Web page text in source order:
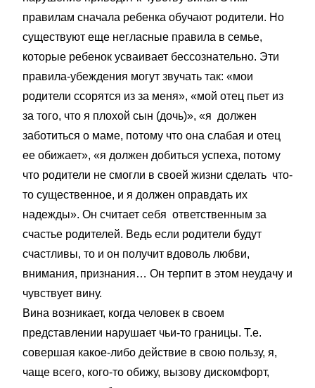
правилам сначала ребенка обучают родители. Но
существуют еще негласные правила в семье,
которые ребенок усваивает бессознательно. Эти
правила-убеждения могут звучать так: «мои
родители ссорятся из за меня», «мой отец пьет из
за того, что я плохой сын (дочь)», «я должен
заботиться о маме, потому что она слабая и отец
ее обижает», «я должен добиться успеха, потому
что родители не смогли в своей жизни сделать что-
то существенное, и я должен оправдать их
надежды». Он считает себя ответственным за
счастье родителей. Ведь если родители будут
счастливы, то и он получит вдоволь любви,
внимания, признания… Он терпит в этом неудачу и
чувствует вину.
Вина возникает, когда человек в своем
представлении нарушает чьи-то границы. Т.е.
совершая какое-либо действие в свою пользу, я,
чаще всего, кого-то обижу, вызову дискомфорт,